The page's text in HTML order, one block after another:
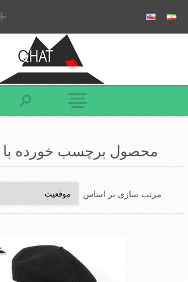
محصول برچسب خورده با
مرتب سازی بر اساس